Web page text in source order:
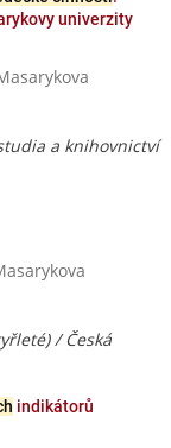
univerzity
a knihovnictví
/ Česká
indikátorů